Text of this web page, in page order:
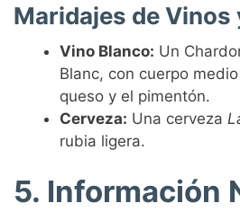
Maridajes de Vinos
Vino Blanco: Un
Blanc, con cuerpo
queso y el pimentón.
Cerveza: Una cerveza
rubia ligera.
5. Información